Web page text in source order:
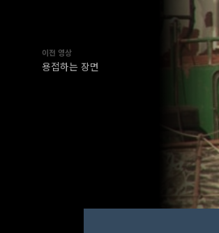
이전 영상
용접하는 장면